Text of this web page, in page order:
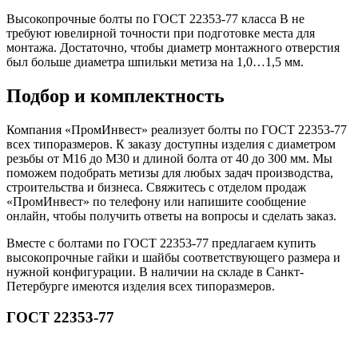
Высокопрочные болты по ГОСТ 22353-77 класса В не
требуют ювелирной точности при подготовке места для
монтажа. Достаточно, чтобы диаметр монтажного отверстия
был больше диаметра шпильки метиза на 1,0…1,5 мм.
Подбор и комплектность
Компания «ПромИнвест» реализует болты по ГОСТ 22353-77
всех типоразмеров. К заказу доступны изделия с диаметром
резьбы от М16 до М30 и длиной болта от 40 до 300 мм. Мы
поможем подобрать метизы для любых задач производства,
строительства и бизнеса. Свяжитесь с отделом продаж
«ПромИнвест» по телефону или напишите сообщение
онлайн, чтобы получить ответы на вопросы и сделать заказ.
Вместе с болтами по ГОСТ 22353-77 предлагаем купить
высокопрочные гайки и шайбы соответствующего размера и
нужной конфигурации. В наличии на складе в Санкт-
Петербурге имеются изделия всех типоразмеров.
ГОСТ 22353-77